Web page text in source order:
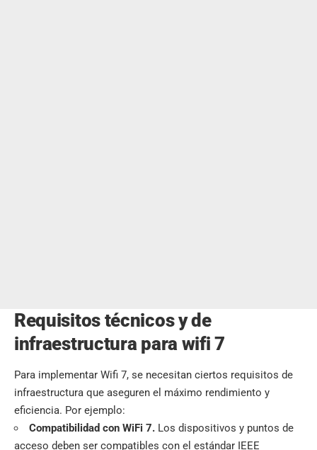
Requisitos técnicos y de
infraestructura para wifi 7
Para implementar Wifi 7, se necesitan ciertos requisitos de
infraestructura que aseguren el máximo rendimiento y
eficiencia. Por ejemplo:
Compatibilidad con WiFi 7. Los dispositivos y puntos de
acceso deben ser compatibles con el estándar IEEE